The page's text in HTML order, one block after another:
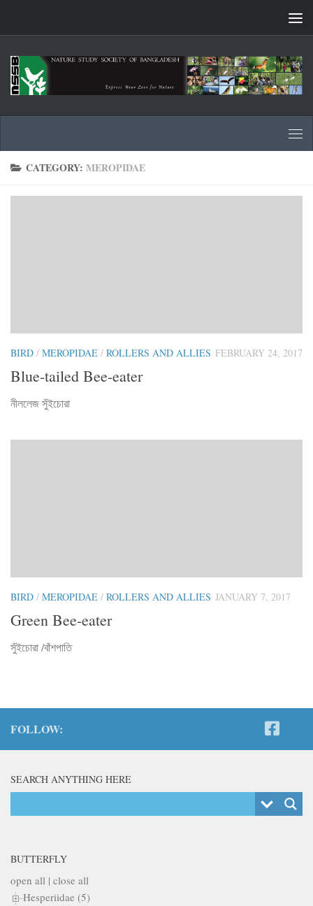
CATEGORY: MEROPIDAE
BIRD / MEROPIDAE / ROLLERS AND ALLIES FEBRUARY 24, 2017
Blue-tailed Bee-eater
নীললেজ সুঁইচোরা
BIRD / MEROPIDAE / ROLLERS AND ALLIES JANUARY 7, 2017
Green Bee-eater
সুঁইচোরা /বাঁশপাতি
FOLLOW:
SEARCH ANYTHING HERE
BUTTERFLY
open all | close all
Hesperiidae (5)